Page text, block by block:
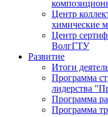
Центр
химические
Центр
ВолгГТУ
Развитие
Итоги
Программа
лидерства
Программа
Программа